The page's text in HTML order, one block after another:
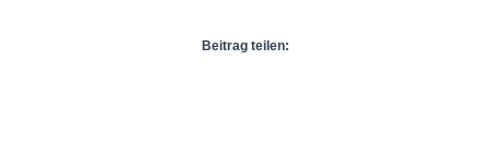
Beitrag teilen: